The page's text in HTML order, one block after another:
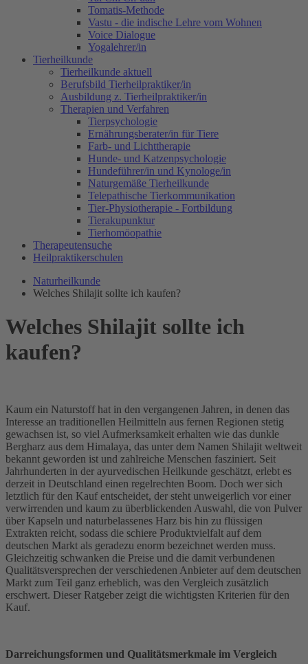
Tomatis-Methode
Vastu - die indische Lehre vom Wohnen
Voice Dialogue
Yogalehrer/in
Tierheilkunde
Tierheilkunde aktuell
Berufsbild Tierheilpraktiker/in
Ausbildung z. Tierheilpraktiker/in
Therapien und Verfahren
Tierpsychologie
Ernährungsberater/in für Tiere
Farb- und Lichttherapie
Hunde- und Katzenpsychologie
Hundeführer/in und Kynologe/in
Naturgemäße Tierheilkunde
Telepathische Tierkommunikation
Tier-Physiotherapie - Fortbildung
Tierakupunktur
Tierhomöopathie
Therapeutensuche
Heilpraktikerschulen
Naturheilkunde
Welches Shilajit sollte ich kaufen?
Welches Shilajit sollte ich
kaufen?
Kaum ein Naturstoff hat in den vergangenen Jahren, in denen das
Interesse an traditionellen Heilmitteln aus fernen Regionen stetig
gewachsen ist, so viel Aufmerksamkeit erhalten wie das dunkle
Bergharz aus dem Himalaya, das unter dem Namen Shilajit weltweit
bekannt geworden ist und zahlreiche Menschen fasziniert. Seit
Jahrhunderten in der ayurvedischen Heilkunde geschätzt, erlebt es
derzeit in Deutschland einen regelrechten Boom. Doch wer sich
letztlich für den Kauf entscheidet, der steht unweigerlich vor einer
verwirrenden und kaum zu überblickenden Auswahl, die von Pulver
über Kapseln und naturbelassenes Harz bis hin zu flüssigen
Extrakten reicht, sodass die schiere Produktvielfalt auf dem
deutschen Markt als geradezu enorm bezeichnet werden muss.
Gleichzeitig schwanken die Preise und die damit verbundenen
Qualitätsversprechen der verschiedenen Anbieter auf dem deutschen
Markt zum Teil ganz erheblich, was den Vergleich zusätzlich
erschwert. Dieser Ratgeber zeigt die wichtigsten Kriterien für den
Kauf.
Darreichungsformen und Qualitätsmerkmale im Vergleich